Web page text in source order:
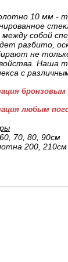
10 мм -
собой
разбито,
не
Наша
с
любым
70, 80, 90см
200, 210cм